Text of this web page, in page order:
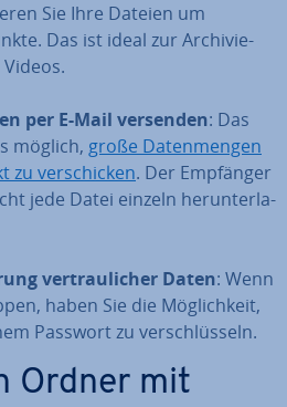
Sie Ihre Dateien um
Das ist ideal zur Ar­chi­vie­
per E-Mail versenden: Das
möglich, große Da­ten­men­gen
zu ver­schi­cken. Der Empfänger
jede Datei einzeln her­un­ter­la­
ver­trau­li­cher Daten: Wenn
haben Sie die Mög­lich­keit,
Passwort zu ver­schlüs­seln.
Ordner mit